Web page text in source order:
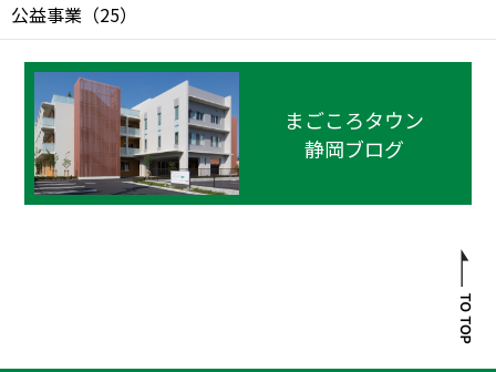
公益事業 （25）
まごころタウン
静岡ブログ